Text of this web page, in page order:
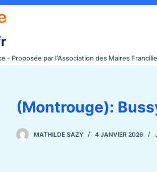
- Proposée par l'Association des Maires
(Montrouge):
MATHILDE SAZY 4 JANVIER 2026